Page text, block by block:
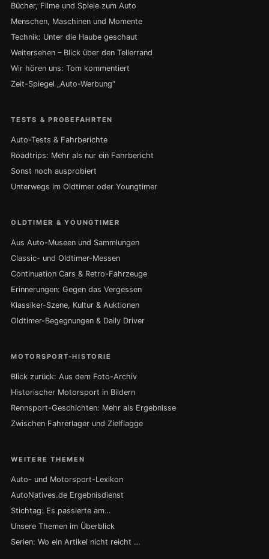
Bücher, Filme und Spiele zum Auto
Menschen, Maschinen und Momente
Technik: Unter die Haube geschaut
Weitersehen – Blick über den Tellerrand
Wir hören uns: Tom kommentiert
Zeit-Spiegel „Auto-Werbung“
TESTS & PROBEFAHRTEN
Auto-Tests & Fahrberichte
Roadtrips: Mehr als nur ein Fahrbericht
Sonst noch ausprobiert
Unterwegs im Oldtimer oder Youngtimer
OLDTIMER & YOUNGTIMER
Aus Auto-Museen und Sammlungen
Classic- und Oldtimer-Messen
Continuation Cars & Retro-Fahrzeuge
Erinnerungen: Gegen das Vergessen
Klassiker-Szene, Kultur & Auktionen
Oldtimer-Begegnungen & Daily Driver
MOTORSPORT-HISTORIE
Blick zurück: Aus dem Foto-Archiv
Historischer Motorsport in Bildern
Rennsport-Geschichten: Mehr als Ergebnisse
Zwischen Fahrerlager und Zielflagge
WEITERE THEMEN
Auto- und Motorsport-Lexikon
AutoNatives.de Ergebnisdienst
Stichtag: Es passierte am…
Unsere Themen im Überblick
Serien: Wo ein Artikel nicht reicht …